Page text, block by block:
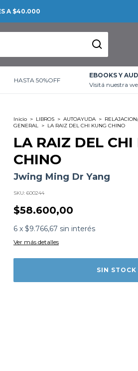
A $40.000
HASTA 50%OFF
EBOOKS Y
Visitá nuestra
Inicio > LIBROS > AUTOAYUDA >
GENERAL > LA RAIZ DEL CHI KUNG CHINO
LA RAIZ DEL CHI
CHINO
Jwing Ming Dr Yang
SKU: 600244
$58.600,00
6 x $9.766,67 sin interés
Ver más detalles